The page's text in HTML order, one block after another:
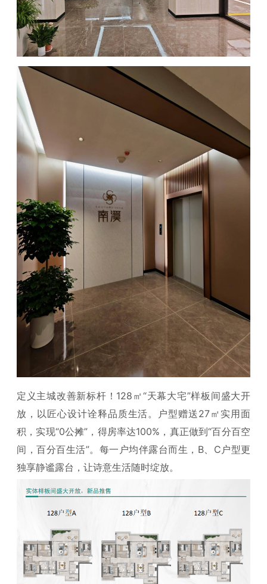
定义主城改善新标杆！128㎡“天幕大宅”样板间盛大开
放，以匠心设计诠释品质生活。户型赠送27㎡实用面
积，实现“0公摊”，得房率达100%，真正做到“百分百空
间，百分百生活”。每一户均伴露台而生，B、C户型更
独享静谧露台，让诗意生活随时绽放。